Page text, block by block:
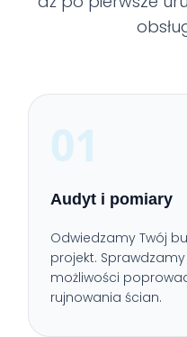
01
Audyt i pomiary
Odwiedzamy Twój
projekt. Sprawdzamy
możliwości
rujnowania ścian.